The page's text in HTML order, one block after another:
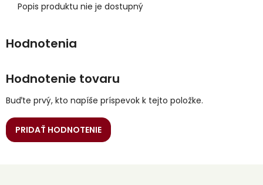
Popis produktu nie je dostupný
Hodnotenie tovaru
Buďte prvý, kto napíše príspevok k tejto položke.
PRIDAŤ HODNOTENIE